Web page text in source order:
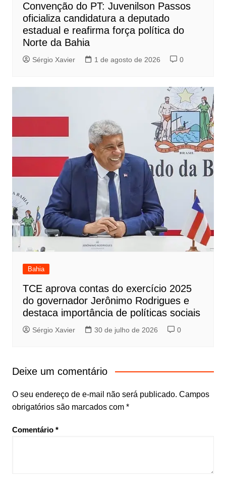
Convenção do PT: Juvenilson Passos
oficializa candidatura a deputado
estadual e reafirma força política do
Norte da Bahia
Sérgio Xavier 1 de agosto de 2026 0
Bahia
TCE aprova contas do exercício 2025
do governador Jerônimo Rodrigues e
destaca importância de políticas sociais
Sérgio Xavier 30 de julho de 2026 0
Deixe um comentário
O seu endereço de e-mail não será publicado. Campos
obrigatórios são marcados com *
Comentário *